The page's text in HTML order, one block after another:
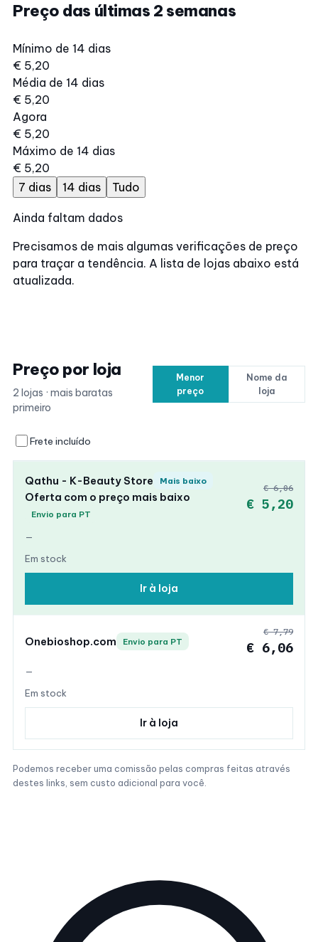
Preço das últimas 2 semanas
Mínimo de 14 dias
€ 5,20
Média de 14 dias
€ 5,20
Agora
€ 5,20
Máximo de 14 dias
€ 5,20
7 dias
14 dias Tudo
Ainda faltam dados
Precisamos de mais algumas verificações de preço
para traçar a tendência. A lista de lojas abaixo está
atualizada.
Preço por loja
2 lojas · mais baratas
primeiro
Menor
preço
Nome da
loja
Frete incluído
Qathu - K-Beauty Store Mais baixo
Oferta com o preço mais baixo
Envio para PT
—
Em stock
€ 6,06
€ 5,20
Ir à loja
Onebioshop.com Envio para PT
—
Em stock
€ 7,79
€ 6,06
Ir à loja
Podemos receber uma comissão pelas compras feitas através
destes links, sem custo adicional para você.